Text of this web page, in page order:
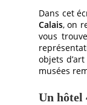
Dans cet
Calais, on
vous
objets
musées
Un hôtel
HÔTEL